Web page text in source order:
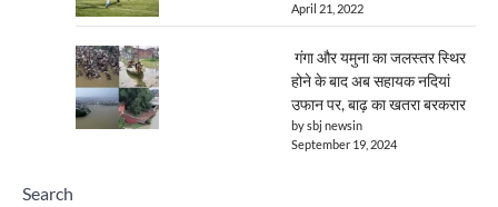
April 21, 2022
गंगा और यमुना का जलस्तर स्थिर
होने के बाद अब सहायक नदियां
उफान पर, बाढ़ का खतरा बरकरार
by sbj newsin
September 19, 2024
Search